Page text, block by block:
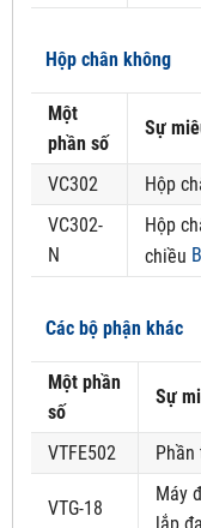
Hộp chân không
Một
phần số
Sự
VC302
Hộp
VC302-
N
Hộp
chiều
Các bộ phận khác
Một phần
số
Sự
VTFE502
VTG-18
Máy